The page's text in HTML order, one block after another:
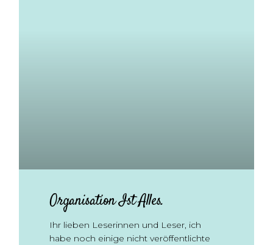
Organisation Ist Alles.
Ihr lieben Leserinnen und Leser, ich
habe noch einige nicht veröffentlichte